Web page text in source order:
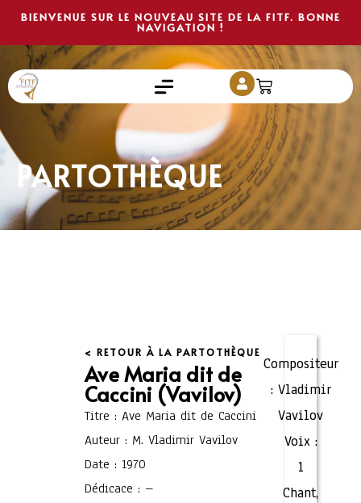
BIENVENUE SUR LE NOUVEAU SITE DE LA FITF. BONNE
NAVIGATION !
PARTOTHÈQUE
< RETOUR À LA PARTOTHÈQUE
Ave Maria dit de
Caccini (Vavilov)
Titre : Ave Maria dit de Caccini
Auteur : M. Vladimir Vavilov
Date : 1970
Dédicace : –
Compositeur
: Vladimir
Vavilov
Voix :
1
Chant,